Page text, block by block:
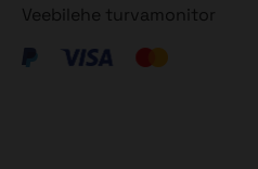
Veebilehe turvamonitor